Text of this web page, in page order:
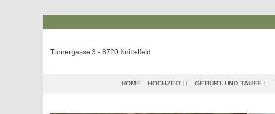
Turnergasse 3 - 8720 Knittelfeld
HOME HOCHZEIT GEBURT UND TAUFE